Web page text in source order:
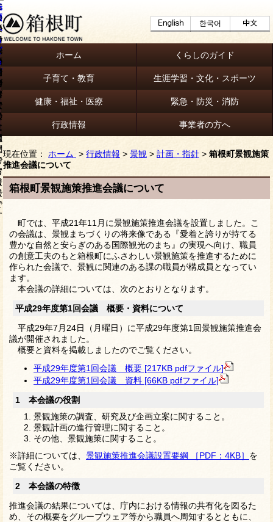
ホーム くらしのガイド
子育て・教育 生涯学習・文化・スポーツ
健康・福祉・医療 緊急・防災・消防
行政情報 事業者の方へ
現在位置： ホーム > 行政情報 > 景観 > 計画・指針 > 箱根町景観施策
推進会議について
箱根町景観施策推進会議について
町では、平成21年11月に景観施策推進会議を設置しました。こ
の会議は、景観まちづくりの将来像である『愛着と誇りが持てる
豊かな自然と安らぎのある国際観光のまち』の実現へ向け、職員
の創意工夫のもと箱根町にふさわしい景観施策を推進するために
作られた会議で、景観に関連のある課の職員が構成員となってい
ます。
本会議の詳細については、次のとおりとなります。
平成29年度第1回会議 概要・資料について
平成29年7月24日（月曜日）に平成29年度第1回景観施策推進会
議が開催されました。
概要と資料を掲載しましたのでご覧ください。
平成29年度第1回会議 概要 [217KB pdfファイル]
平成29年度第1回会議 資料 [66KB pdfファイル]
1 本会議の役割
景観施策の調査、研究及び企画立案に関すること。
景観計画の進行管理に関すること。
その他、景観施策に関すること。
※詳細については、 景観施策推進会議設置要綱 ［PDF：4KB］ を
ご覧ください。
2 本会議の特徴
推進会議の結果については、庁内における情報の共有化を図るた
め、その概要をグループウェア等から職員へ周知するとともに、